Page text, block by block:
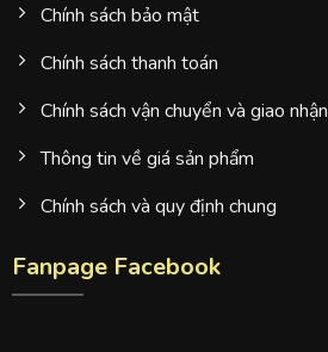
Chính sách bảo mật
Chính sách thanh toán
Chính sách vận chuyển và giao nhận
Thông tin về giá sản phẩm
Chính sách và quy định chung
Fanpage Facebook